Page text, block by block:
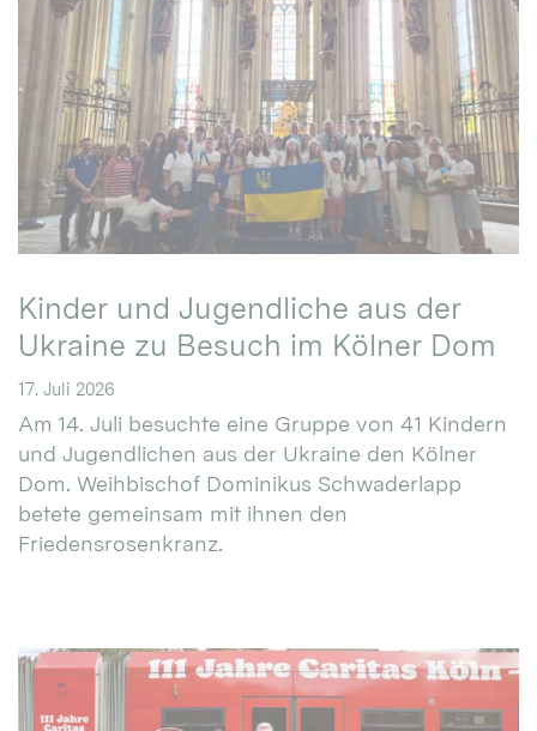
Kinder und Jugendliche aus der
Ukraine zu Besuch im Kölner Dom
17. Juli 2026
Am 14. Juli besuchte eine Gruppe von 41 Kindern
und Jugendlichen aus der Ukraine den Kölner
Dom. Weihbischof Dominikus Schwaderlapp
betete gemeinsam mit ihnen den
Friedensrosenkranz.